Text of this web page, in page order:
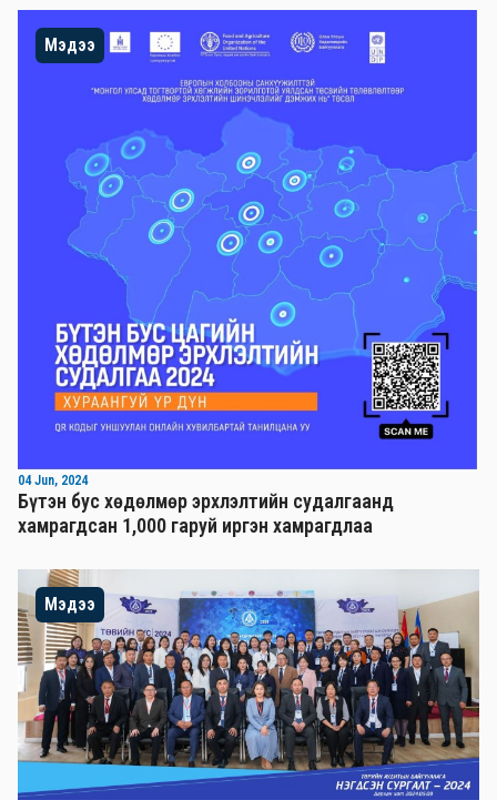
Мэдээ
04 Jun, 2024
Бүтэн бус хөдөлмөр эрхлэлтийн судалгаанд
хамрагдсан 1,000 гаруй иргэн хамрагдлаа
Мэдээ